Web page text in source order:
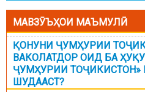
МАВЗӮЪҲОИ МАЪМУЛӢ
ҚОНУНИ ҶУМҲУРИИ
ВАКОЛАТДОР ОИД БА
ҶУМҲУРИИ ТОҶИКИСТОН»
ШУДААСТ?